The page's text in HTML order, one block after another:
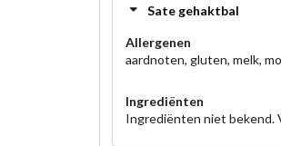
Sate gehaktbal
Allergenen
aardnoten, gluten, melk,
Ingrediënten
Ingrediënten niet bekend.